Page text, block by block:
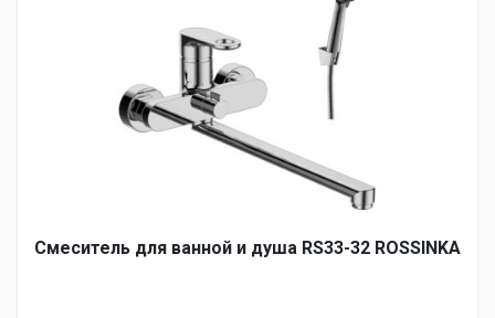
Смеситель для ванной и душа RS33-32 ROSSINKA